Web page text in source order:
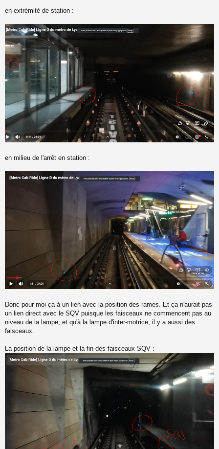
en extrémité de station :
en milieu de l'arrêt en station :
Donc pour moi ça à un lien avec la position des rames. Et ça n'aurait pas
un lien direct avec le SQV puisque les faisceaux ne commencent pas au
niveau de la lampe, et qu'à la lampe d'inter-motrice, il y a aussi des
faisceaux.
La position de la lampe et la fin des faisceaux SQV :